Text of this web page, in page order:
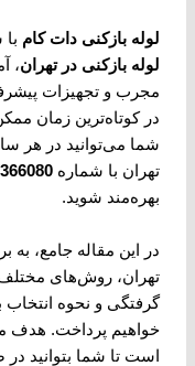
لوله بازکنی دات کام
لوله بازکنی در تهران،
مجرب و تجهیزات
در کوتاه‌ترین زمان
شما می‌توانید در هر
تهران با شماره
بهره‌مند شوید.
در این مقاله جامع، به
تهران، روش‌های
گرفتگی و نحوه
خواهیم پرداخت. هدف
است تا شما بتوانید